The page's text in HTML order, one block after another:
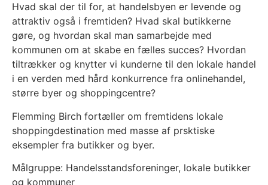
Hvad skal der til for, at handelsbyen er levende og
attraktiv også i fremtiden? Hvad skal butikkerne
gøre, og hvordan skal man samarbejde med
kommunen om at skabe en fælles succes? Hvordan
tiltrækker og knytter vi kunderne til den lokale handel
i en verden med hård konkurrence fra onlinehandel,
større byer og shoppingcentre?
Flemming Birch fortæller om fremtidens lokale
shoppingdestination med masse af prsktiske
eksempler fra butikker og byer.
Målgruppe: Handelsstandsforeninger, lokale butikker
og kommuner